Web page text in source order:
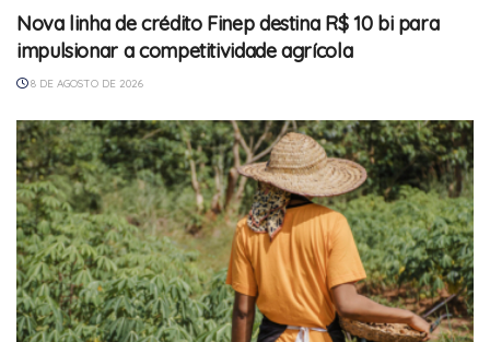
Nova linha de crédito Finep destina R$ 10 bi para
impulsionar a competitividade agrícola
8 DE AGOSTO DE 2026